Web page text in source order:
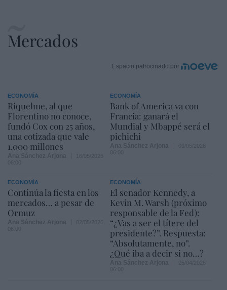
Mercados
Espacio patrocinado por
ECONOMÍA
Riquelme, al que
Florentino no conoce,
fundó Cox con 25 años,
una cotizada que vale
1.000 millones
ECONOMÍA
Bank of America va con
Francia: ganará el
Mundial y Mbappé será el
pichichi
ECONOMÍA
Continúa la fiesta en los
mercados… a pesar de
Ormuz
ECONOMÍA
El senador Kennedy, a
Kevin M. Warsh (próximo
responsable de la Fed):
“¿Vas a ser el títere del
presidente?”. Respuesta:
“Absolutamente, no”.
¿Qué iba a decir si no…?